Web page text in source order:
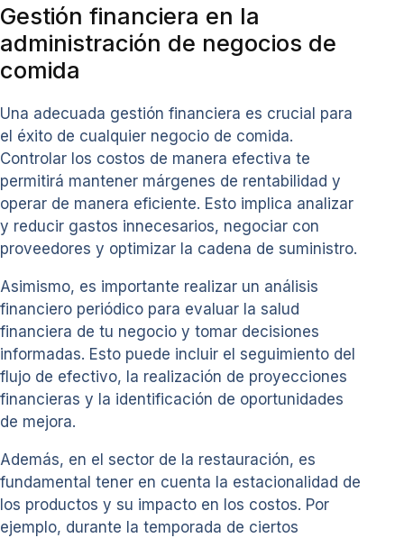
Gestión financiera en la
administración de negocios de
comida
Una adecuada gestión financiera es crucial para
el éxito de cualquier negocio de comida.
Controlar los costos de manera efectiva te
permitirá mantener márgenes de rentabilidad y
operar de manera eficiente. Esto implica analizar
y reducir gastos innecesarios, negociar con
proveedores y optimizar la cadena de suministro.
Asimismo, es importante realizar un análisis
financiero periódico para evaluar la salud
financiera de tu negocio y tomar decisiones
informadas. Esto puede incluir el seguimiento del
flujo de efectivo, la realización de proyecciones
financieras y la identificación de oportunidades
de mejora.
Además, en el sector de la restauración, es
fundamental tener en cuenta la estacionalidad de
los productos y su impacto en los costos. Por
ejemplo, durante la temporada de ciertos